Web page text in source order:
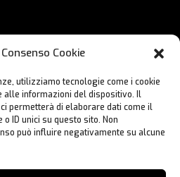
Cookie
utilizziamo tecnologie come i cookie
alle informazioni del dispositivo. Il
permetterà di elaborare dati come il
ID unici su questo sito. Non
può influire negativamente su alcune